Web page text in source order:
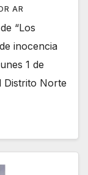
AR
“Los
inocencia
1 de
Distrito Norte